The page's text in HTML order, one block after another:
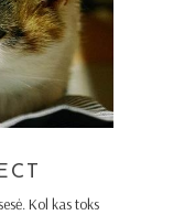
Kol kas toks